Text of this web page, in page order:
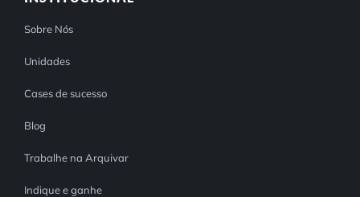
Sobre Nós
Unidades
Cases de sucesso
Blog
Trabalhe na Arquivar
Indique e ganhe